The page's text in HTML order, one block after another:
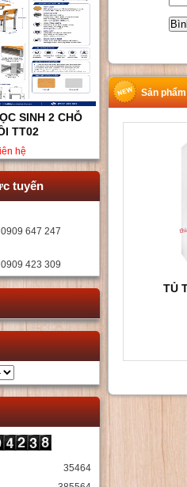
SINH 2 CHỖ
TT02
hệ
tuyến
647 247
423 309
35464
Sản
TỦ